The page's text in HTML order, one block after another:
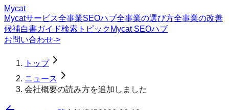
Mycat
Mycatサービス全事業SEOハブ全事業の選び方全事業の改善
候補白書ガイド検索トピック Mycat SEOハブ
お問い合わせ->
トップ
ニュース
会社概要の読み方を追加しました